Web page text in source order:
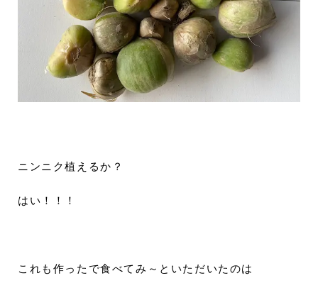
ニンニク植えるか？
はい！！！
これも作ったで食べてみ～といただいたのは